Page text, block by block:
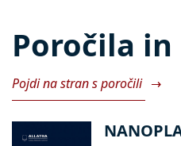
Poročila
Pojdi na stran s poročili →